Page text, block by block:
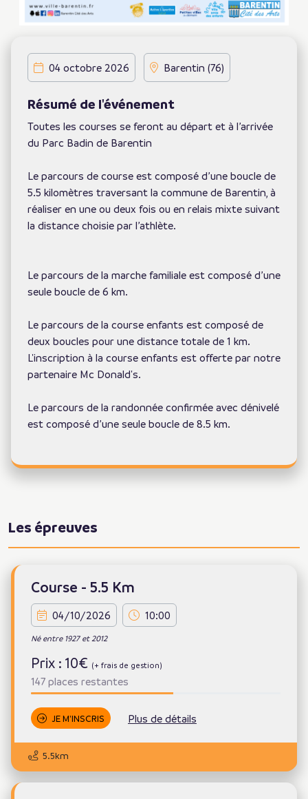
04 octobre 2026 Barentin (76)
Résumé de l'événement
Toutes les courses se feront au départ et à l’arrivée
du Parc Badin de Barentin
Le parcours de course est composé d’une boucle de
5.5 kilomètres traversant la commune de Barentin, à
réaliser en une ou deux fois ou en relais mixte suivant
la distance choisie par l’athlète.
Le parcours de la marche familiale est composé d’une
seule boucle de 6 km.
Le parcours de la course enfants est composé de
deux boucles pour une distance totale de 1 km.
L'inscription à la course enfants est offerte par notre
partenaire Mc Donald's.
Le parcours de la randonnée confirmée avec dénivelé
est composé d’une seule boucle de 8.5 km.
Les épreuves
Course - 5.5 Km
04/10/2026 10:00
Né entre 1927 et 2012
Prix : 10€ (+ frais de gestion)
147 places restantes
JE M'INSCRIS Plus de détails
5.5km